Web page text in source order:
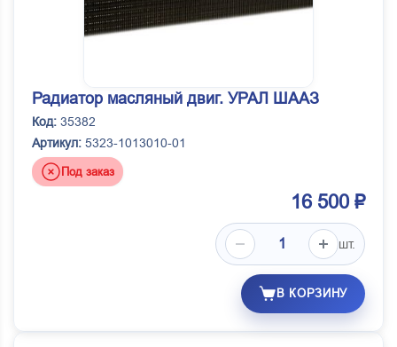
Радиатор масляный двиг. УРАЛ ШААЗ
Код: 35382
Артикул: 5323-1013010-01
Под заказ
16 500 ₽
шт.
В КОРЗИНУ